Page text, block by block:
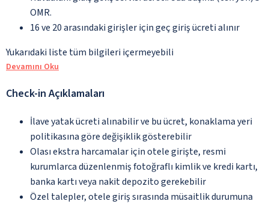
OMR.
16 ve 20 arasındaki girişler için geç giriş ücreti alınır
Yukarıdaki liste tüm bilgileri içermeyebili
Devamını Oku
Check-in Açıklamaları
İlave yatak ücreti alınabilir ve bu ücret, konaklama yeri
politikasına göre değişiklik gösterebilir
Olası ekstra harcamalar için otele girişte, resmi
kurumlarca düzenlenmiş fotoğraflı kimlik ve kredi kartı,
banka kartı veya nakit depozito gerekebilir
Özel talepler, otele giriş sırasında müsaitlik durumuna